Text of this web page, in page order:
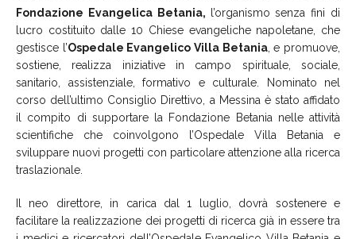
Fondazione Evangelica Betania, l’organismo senza fini di
lucro costituito dalle 10 Chiese evangeliche napoletane, che
gestisce l’Ospedale Evangelico Villa Betania, e promuove,
sostiene, realizza iniziative in campo spirituale, sociale,
sanitario, assistenziale, formativo e culturale. Nominato nel
corso dell’ultimo Consiglio Direttivo, a Messina è stato affidato
il compito di supportare la Fondazione Betania nelle attività
scientifiche che coinvolgono l’Ospedale Villa Betania e
sviluppare nuovi progetti con particolare attenzione alla ricerca
traslazionale.
Il neo direttore, in carica dal 1 luglio, dovrà sostenere e
facilitare la realizzazione dei progetti di ricerca già in essere tra